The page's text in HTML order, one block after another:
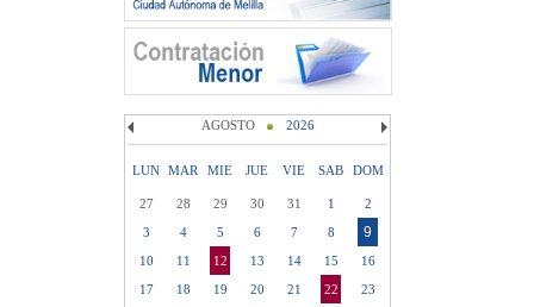
AGOSTO 2026
LUN MAR MIE JUE VIE SAB DOM
27 28 29 30 31 1
2
3
4 5 6 7 8 9
10 11 12 13 14 15
16
17
18 19 20 21 22
23